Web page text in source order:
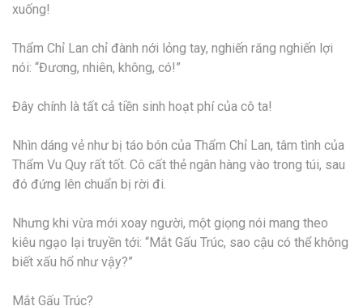
xuống!
Thẩm Chỉ Lan chỉ đành nới lỏng tay, nghiến răng nghiến lợi
nói: “Đương, nhiên, không, có!”
Đây chính là tất cả tiền sinh hoạt phí của cô ta!
Nhìn dáng vẻ như bị táo bón của Thẩm Chỉ Lan, tâm tình của
Thẩm Vu Quy rất tốt. Cô cất thẻ ngân hàng vào trong túi, sau
đó đứng lên chuẩn bị rời đi.
Nhưng khi vừa mới xoay người, một giọng nói mang theo
kiêu ngạo lại truyền tới: “Mắt Gấu Trúc, sao cậu có thể không
biết xấu hổ như vậy?”
Mắt Gấu Trúc?